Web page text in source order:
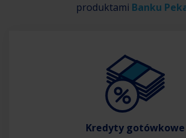
produktami Banku
Kredyty gotówkowe